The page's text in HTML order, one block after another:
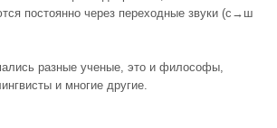
постоянно через переходные звуки (с→ш
разные ученые, это и философы,
и многие другие.